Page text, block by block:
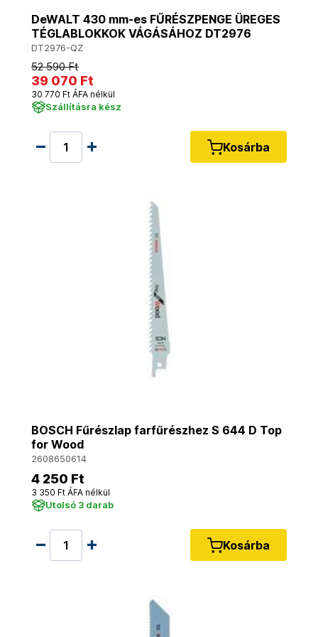
DeWALT 430 mm-es FŰRÉSZPENGE ÜREGES
TÉGLABLOKKOK VÁGÁSÁHOZ DT2976
DT2976-QZ
52 590 Ft
39 070 Ft
30 770 Ft ÁFA nélkül
Szállításra kész
Kosárba
BOSCH Fűrészlap farfűrészhez S 644 D Top
for Wood
2608650614
4 250 Ft
3 350 Ft ÁFA nélkül
Utolsó 3 darab
Kosárba